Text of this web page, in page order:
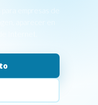
empresas de